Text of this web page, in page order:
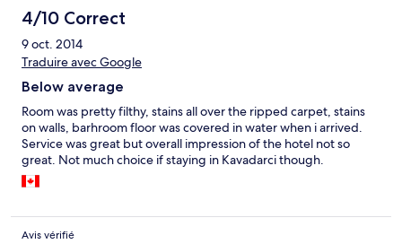
4/10 Correct
9 oct. 2014
Traduire avec Google
Below average
Room was pretty filthy, stains all over the ripped carpet, stains
on walls, barhroom floor was covered in water when i arrived.
Service was great but overall impression of the hotel not so
great. Not much choice if staying in Kavadarci though.
Avis vérifié